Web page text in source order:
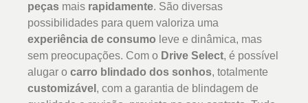
peças mais rapidamente. São diversas
possibilidades para quem valoriza uma
experiência de consumo leve e dinâmica, mas
sem preocupações. Com o Drive Select, é possível
alugar o carro blindado dos sonhos, totalmente
customizável , com a garantia de blindagem de